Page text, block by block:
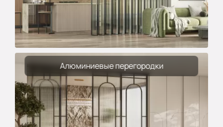
Алюминиевые перегородки